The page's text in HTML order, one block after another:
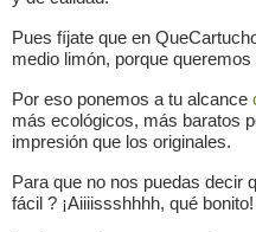
Pues fíjate que en
medio limón, porque
Por eso ponemos a tu alcance
más ecológicos, más baratos
impresión que los originales.
Para que no nos puedas decir
fácil ? ¡Aiiiissshhhh, qué bonito!